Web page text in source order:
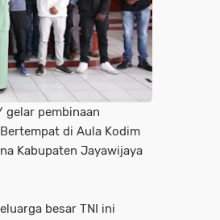
gelar pembinaan
di Aula Kodim
Kabupaten Jayawijaya
besar TNI ini